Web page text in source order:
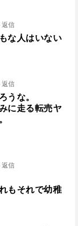
返信
な人はいない
返信
うな。
に走る転売ヤ
返信
もそれで幼稚